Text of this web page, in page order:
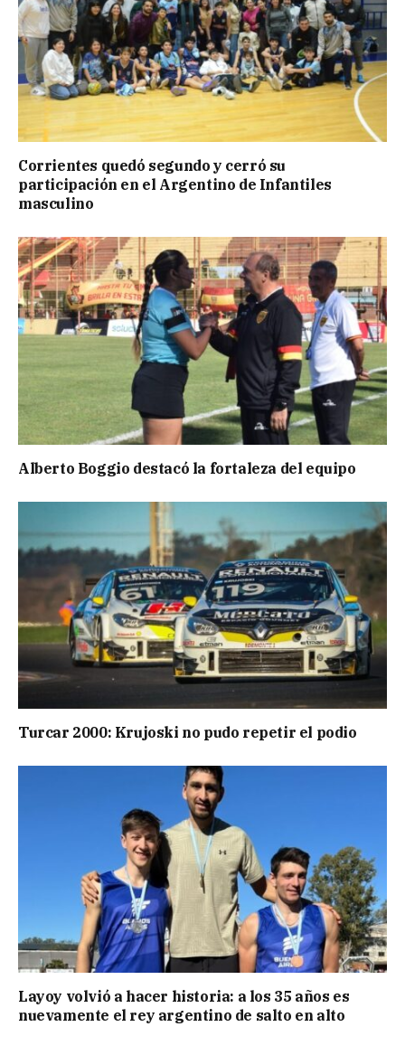
Corrientes quedó segundo y cerró su
participación en el Argentino de Infantiles
masculino
Alberto Boggio destacó la fortaleza del equipo
Turcar 2000: Krujoski no pudo repetir el podio
Layoy volvió a hacer historia: a los 35 años es
nuevamente el rey argentino de salto en alto